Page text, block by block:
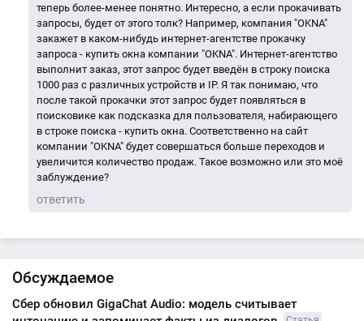
теперь более-менее понятно. Интересно, а если прокачивать
запросы, будет от этого толк? Например, компания "OKNA"
закажет в каком-нибудь интернет-агентстве прокачку
запроса - купить окна компании "OKNA". Интернет-агентство
выполнит заказ, этот запрос будет введён в строку поиска
1000 раз с различных устройств и IP. Я так понимаю, что
после такой прокачки этот запрос будет появляться в
поисковике как подсказка для пользователя, набирающего
в строке поиска - купить окна. Соответственно на сайт
компании "OKNA" будет совершаться больше переходов и
увеличится количество продаж. Такое возможно или это моё
заблуждение?
ответить
Обсуждаемое
Сбер обновил GigaChat Audio: модель считывает